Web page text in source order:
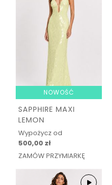
NOWOŚĆ
SAPPHIRE MAXI
LEMON
Wypożycz od
500,00 zł
ZAMÓW PRZYMIARKĘ